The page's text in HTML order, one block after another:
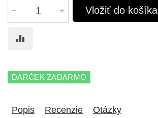
Vložiť do košíka
DARČEK ZADARMO
Popis Recenzie Otázky